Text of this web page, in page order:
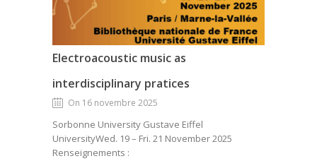
Electroacoustic music as
interdisciplinary pratices
On 16 novembre 2025
Sorbonne University Gustave Eiffel
UniversityWed. 19 – Fri. 21 November 2025
Renseignements :